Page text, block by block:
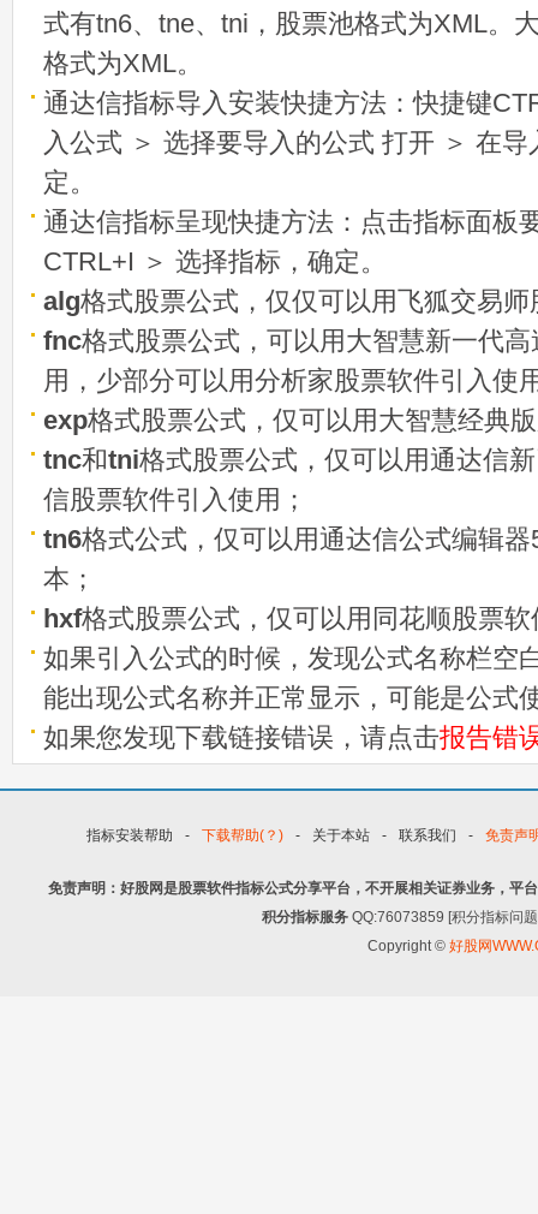
式有tn6、tne、tni，股票池格式为XML。
格式为XML。
通达信指标导入安装快捷方法：快捷键
入公式 ＞ 选择要导入的公式 打开 ＞ 在
定。
通达信指标呈现快捷方法：点击指标面板
CTRL+I ＞ 选择指标，确定。
alg格式股票公式，仅仅可以用飞狐交易
fnc格式股票公式，可以用大智慧新一代
用，少部分可以用分析家股票软件引入使
exp格式股票公式，仅可以用大智慧经典
tnc和tni格式股票公式，仅可以用通达信
信股票软件引入使用；
tn6格式公式，仅可以用通达信公式编辑
本；
hxf格式股票公式，仅可以用同花顺股票
如果引入公式的时候，发现公式名称栏空
能出现公式名称并正常显示，可能是公式
如果您发现下载链接错误，请点击报告错
指标安装帮助 - 下载帮助(？) - 关于本站 - 联系我们 - 免责声
免责声明：好股网是股票软件指标公式分享平台，不开展相关证券业务，平
积分指标服务 QQ:76073859 [积分指标问
Copyright © 好股网